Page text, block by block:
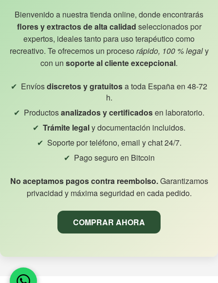
Bienvenido a nuestra tienda online, donde encontrarás
flores y extractos de alta calidad seleccionados por
expertos, ideales tanto para uso terapéutico como
recreativo. Te ofrecemos un proceso rápido, 100 % legaly
con un soporte al cliente excepcional.
Envíosdiscretos y gratuitosa toda España en 48-72
h.
Productosanalizados y certificadosen laboratorio.
Trámite legaly documentación incluidos.
Soporte por teléfono, email y chat 24/7.
Pago seguro en Bitcoin
No aceptamos pagos contra reembolso.Garantizamos
privacidad y máxima seguridad en cada pedido.
COMPRAR AHORA